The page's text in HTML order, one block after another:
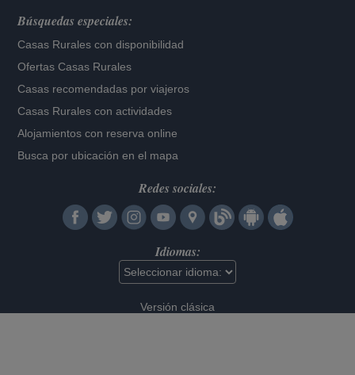
Búsquedas especiales:
Casas Rurales con disponibilidad
Ofertas Casas Rurales
Casas recomendadas por viajeros
Casas Rurales con actividades
Alojamientos con reserva online
Busca por ubicación en el mapa
Redes sociales:
Idiomas:
Versión clásica